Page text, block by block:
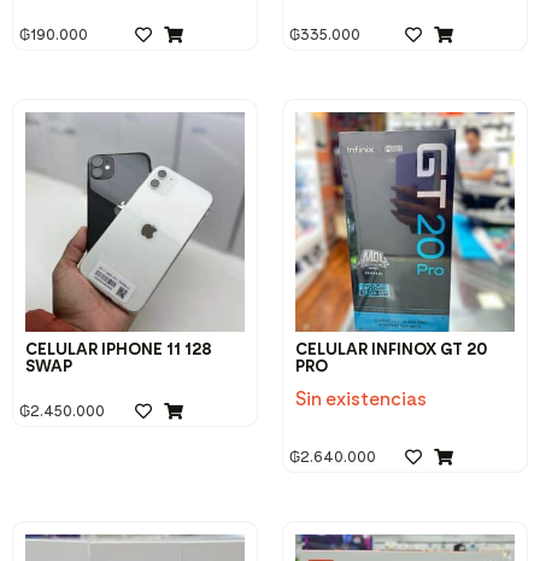
₲190.000 ₲335.000
CELULAR IPHONE 11 128
SWAP
₲2.450.000
CELULAR INFINOX GT 20
PRO
Sin existencias
₲2.640.000